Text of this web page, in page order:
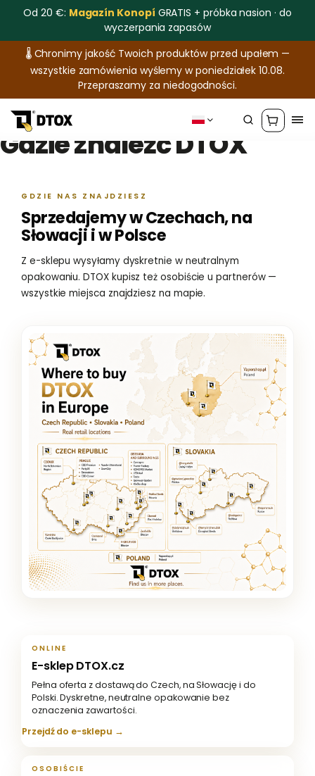
Od 20 €: Magazín Konopí GRATIS + próbka nasion · do
wyczerpania zapasów
🌡️ Chronimy jakość Twoich produktów przed upałem —
wszystkie zamówienia wyślemy w poniedziałek 10.08.
Przepraszamy za niedogodności.
Gdzie znaleźć DTOX
GDZIE NAS ZNAJDZIESZ
Sprzedajemy w Czechach, na
Słowacji i w Polsce
Z e-sklepu wysyłamy dyskretnie w neutralnym
opakowaniu. DTOX kupisz też osobiście u partnerów —
wszystkie miejsca znajdziesz na mapie.
ONLINE
E-sklep DTOX.cz
Pełna oferta z dostawą do Czech, na Słowację i do
Polski. Dyskretne, neutralne opakowanie bez
oznaczenia zawartości.
Przejdź do e-sklepu →
OSOBIŚCIE